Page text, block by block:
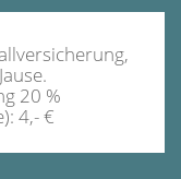
20 %
4,- €